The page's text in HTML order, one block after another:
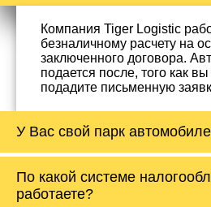
Компания Tiger Logistic
безналичному расчету на
заключенного договора.
подается после, того как
подадите письменную
У Вас свой парк
насчитывает более 50
различного тоннажа - от 0,5
По какой системе
работаете?